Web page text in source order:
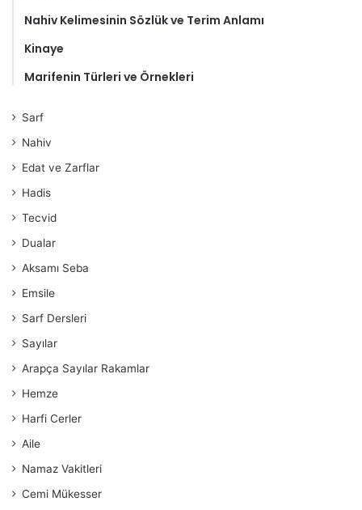
Nahiv Kelimesinin Sözlük ve Terim Anlamı
Kinaye
Marifenin Türleri ve Örnekleri
Sarf
Nahiv
Edat ve Zarflar
Hadis
Tecvid
Dualar
Aksamı Seba
Emsile
Sarf Dersleri
Sayılar
Arapça Sayılar Rakamlar
Hemze
Harfi Cerler
Aile
Namaz Vakitleri
Cemi Mükesser